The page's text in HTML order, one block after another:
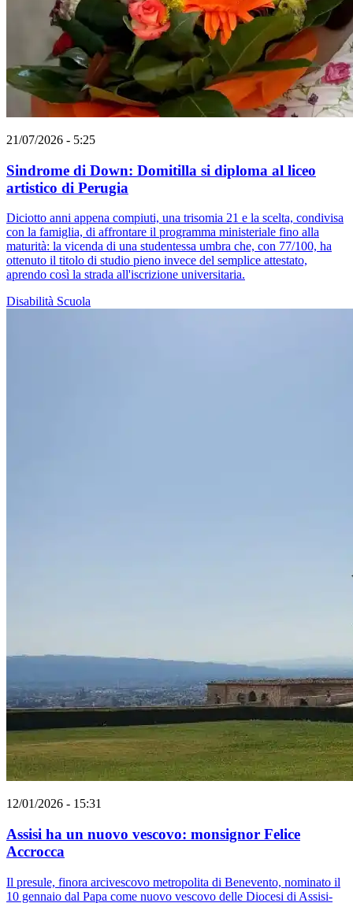
21/07/2026 - 5:25
Sindrome di Down: Domitilla si diploma al liceo
artistico di Perugia
Diciotto anni appena compiuti, una trisomia 21 e la scelta, condivisa
con la famiglia, di affrontare il programma ministeriale fino alla
maturità: la vicenda di una studentessa umbra che, con 77/100, ha
ottenuto il titolo di studio pieno invece del semplice attestato,
aprendo così la strada all'iscrizione universitaria.
Disabilità Scuola
12/01/2026 - 15:31
Assisi ha un nuovo vescovo: monsignor Felice
Accrocca
Il presule, finora arcivescovo metropolita di Benevento, nominato il
10 gennaio dal Papa come nuovo vescovo delle Diocesi di Assisi-